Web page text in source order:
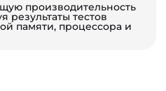
производительность
результаты тестов
памяти, процессора и